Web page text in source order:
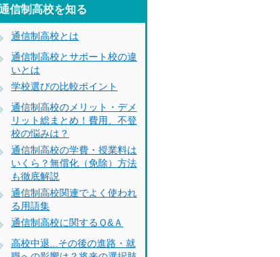
信制高校を知る
通信制高校とは
通信制高校とサポート校の違
いとは
学校選びの比較ポイント
通信制高校のメリット・デメ
リット総まとめ！費用、不登
校の悩みは？
通信制高校の学費・授業料は
いくら？無償化（免除）方法
も徹底解説
通信制高校関連でよく使われ
る用語集
通信制高校に関するＱ&Ａ
高校中退...その後の進路・就